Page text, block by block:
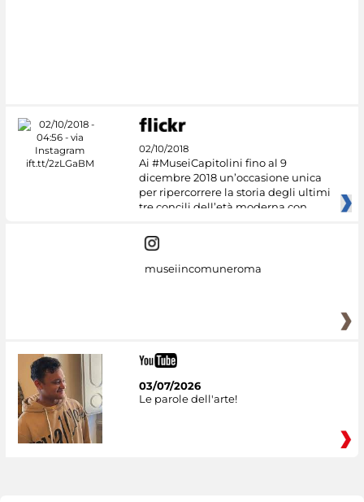
02/10/2018
Ai #MuseiCapitolini fino al 9
dicembre 2018 un’occasione unica
per ripercorrere la storia degli ultimi
tre concili dell’età moderna con
museiincomuneroma
03/07/2026
Le parole dell'arte!